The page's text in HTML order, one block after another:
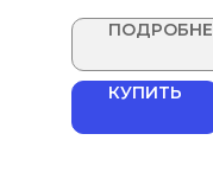
КУПИТЬ